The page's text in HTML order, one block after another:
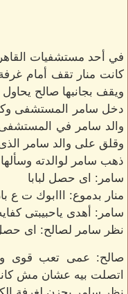
في أحد مستشفيات
كانت منار تقف أمام
ويقف بجانبها صالح يحاول
دخل سامر المستشفى
والد سامر في
وقلق على والد سامر الذى
ذهب سامر لوالدته وسألها
سامر: اى حصل لبابا
منار بدموع: ااابوك ت ع
سامر: أهدى ياحبيبتى
نظر سامر لصالح: اى
صالح: عمى تعب قوى
اتصلت بيه عشان مش